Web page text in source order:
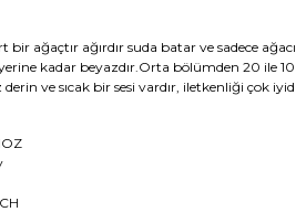
bir ağaçtır ağırdır suda batar ve sadece
kadar beyazdır.Orta bölümden 20 ile
ve sıcak bir sesi vardır, iletkenliği çok